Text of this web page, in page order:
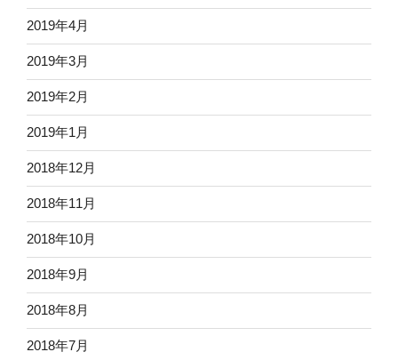
2019年4月
2019年3月
2019年2月
2019年1月
2018年12月
2018年11月
2018年10月
2018年9月
2018年8月
2018年7月